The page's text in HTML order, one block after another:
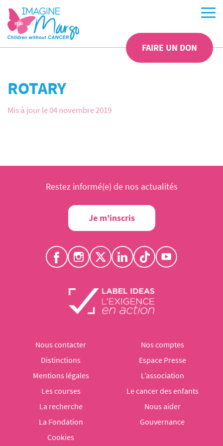
FAIRE UN DON
ROTARY
Mis à jour le 04 novembre 2019
Restez informé(e) de nos actualités
Je m'inscris
Nous contacter
Nos comptes
Distinctions
Espace Presse
Mentions légales
L’association
Les courses
Le cancer des enfants
La recherche
Nous aider
La Fondation
Gouvernance
Cookies